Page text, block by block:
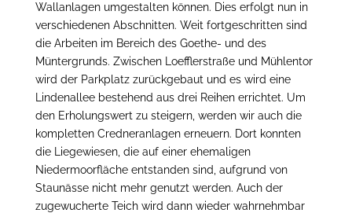
Wallanlagen umgestalten können. Dies erfolgt nun in
verschiedenen Abschnitten. Weit fortgeschritten sind
die Arbeiten im Bereich des Goethe- und des
Müntergrunds. Zwischen Loefflerstraße und Mühlentor
wird der Parkplatz zurückgebaut und es wird eine
Lindenallee bestehend aus drei Reihen errichtet. Um
den Erholungswert zu steigern, werden wir auch die
kompletten Credneranlagen erneuern. Dort konnten
die Liegewiesen, die auf einer ehemaligen
Niedermoorfläche entstanden sind, aufgrund von
Staunässe nicht mehr genutzt werden. Auch der
zugewucherte Teich wird dann wieder wahrnehmbar